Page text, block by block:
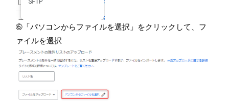
➅「パソコンからファイルを選択」をクリックして、フ
ァイルを選択